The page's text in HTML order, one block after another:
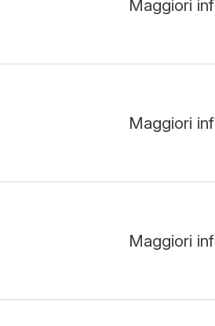
Maggiori
Maggiori
Maggiori